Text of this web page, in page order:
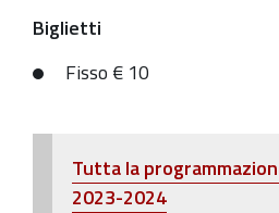
Biglietti
Fisso € 10
Tutta la
2023-2024